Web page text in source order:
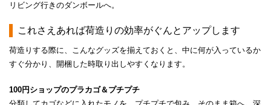
リビング行きのダンボールへ。
これさえあれば荷造りの効率がぐんとアップします
荷造りする際に、こんなグッズを揃えておくと、中に何が入っているか
すぐ分かり、開梱した時取り出しやすくなります。
100円ショップのプラカゴ＆プチプチ